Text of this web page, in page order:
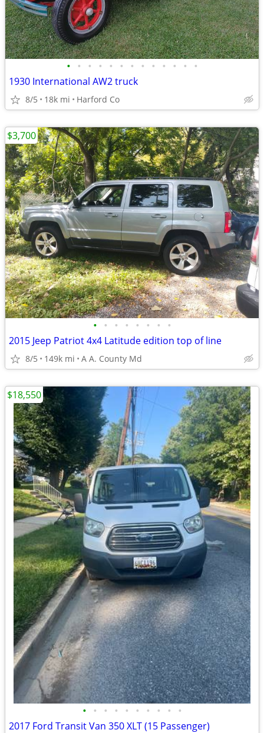
• • • • • • • • • • • • •
1930 International AW2 truck
8/5 18k mi Harford Co
• • • • • • • •
2015 Jeep Patriot 4x4 Latitude edition top of line
8/5 149k mi A A. County Md
$3,700
• • • • • • • • • •
2017 Ford Transit Van 350 XLT (15 Passenger)
$18,550